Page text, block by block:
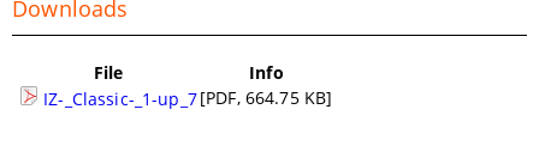
Downloads
File
Info
IZ-_Classic-_1-up_7[PDF, 664.75 KB]